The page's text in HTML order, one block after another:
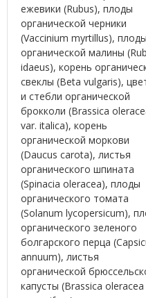
ежевики (Rubus), плоды
органической черники
(Vaccinium myrtillus), плоды
органической малины
idaeus), корень
свеклы (Beta vulgaris),
и стебли органической
брокколи (Brassica
var. italica), корень
органической моркови
(Daucus carota), листья
органического шпината
(Spinacia oleracea), плоды
органического томата
(Solanum lycopersicum),
органического зеленого
болгарского перца
annuum), листья
органической
капусты (Brassica oleracea